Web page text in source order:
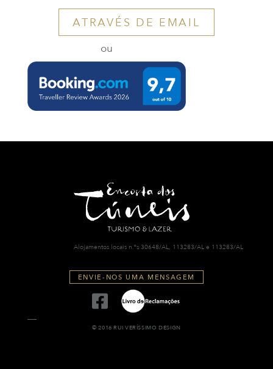
ATRAVÉS DE EMAIL
ou
Alojamentos locais n.ºs 30648/AL, 113283/AL e 113283/AL
ENVIE-NOS UMA MENSAGEM
© 2016 RUI VERÍSSIMO DESIGN